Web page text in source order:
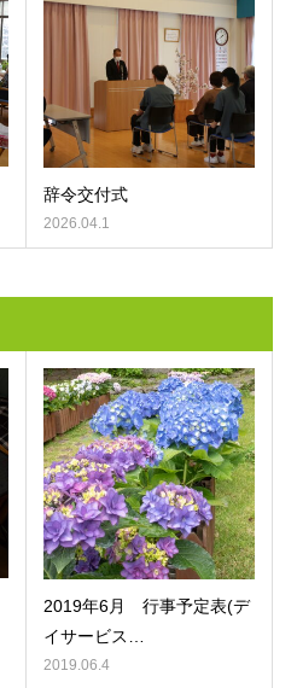
辞令交付式
2026.04.1
2019年6月 行事予定表(デ
イサービス…
2019.06.4